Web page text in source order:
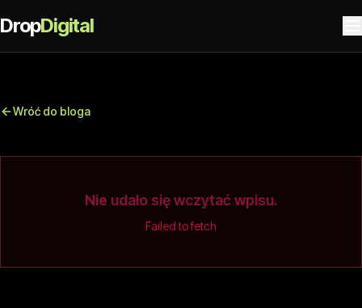
DropDigital
Wróć do bloga
Nie udało się wczytać wpisu.
Failed to fetch